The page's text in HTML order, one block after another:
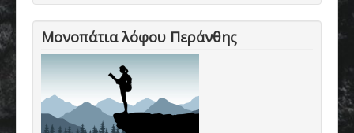
Μονοπάτια λόφου Περάνθης